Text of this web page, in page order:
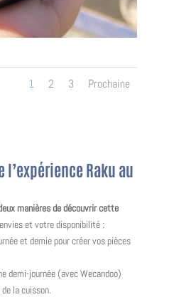
1 2 3 Prochaine
l’expérience Raku au
manières de découvrir cette
et votre disponibilité :
et demie pour créer vos pièces
demi-journée (avec Wecandoo)
la cuisson.